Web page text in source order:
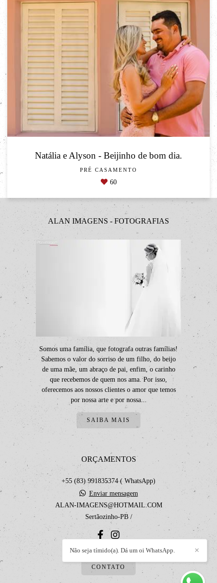
Natália e Alyson - Beijinho de bom dia.
PRÉ CASAMENTO
60
ALAN IMAGENS - FOTOGRAFIAS
Somos uma família, que fotografa outras famílias!
Sabemos o valor do sorriso de um filho, do beijo
de uma mãe, um abraço de pai, enfim, o carinho
que recebemos de quem nos ama. Por isso,
oferecemos aos nossos clientes o amor que temos
por nossa arte e por nossa...
SAIBA MAIS
ORÇAMENTOS
+55 (83) 991835374 ( WhatsApp)
Enviar mensagem
ALAN-IMAGENS@HOTMAIL.COM
Sertãozinho-PB /
CONTATO
✕
Não seja tímido(a). Dá um oi WhatsApp.